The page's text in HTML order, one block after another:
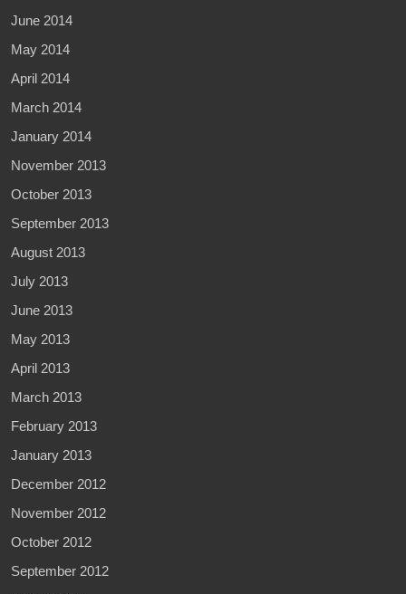
June 2014
May 2014
April 2014
March 2014
January 2014
November 2013
October 2013
September 2013
August 2013
July 2013
June 2013
May 2013
April 2013
March 2013
February 2013
January 2013
December 2012
November 2012
October 2012
September 2012